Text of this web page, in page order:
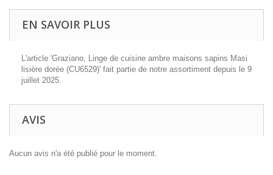
EN SAVOIR PLUS
L'article 'Graziano, Linge de cuisine ambre maisons sapins Masi
lisière dorée (CU6529)' fait partie de notre assortiment depuis le 9
juillet 2025.
AVIS
Aucun avis n'a été publié pour le moment.